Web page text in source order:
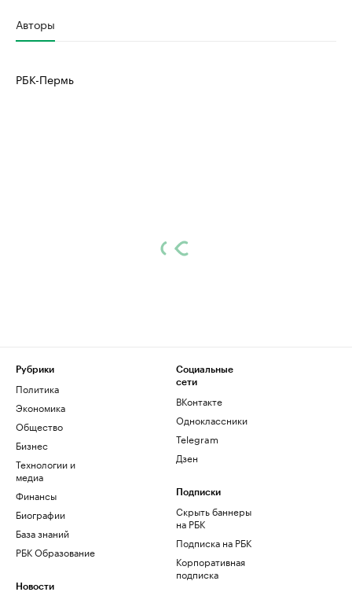
Авторы
РБК-Пермь
Рубрики
Политика
Экономика
Общество
Бизнес
Технологии и
медиа
Финансы
Биографии
База знаний
РБК Образование
Новости
Социальные
сети
ВКонтакте
Одноклассники
Telegram
Дзен
Подписки
Скрыть баннеры
на РБК
Подписка на РБК
Корпоративная
подписка